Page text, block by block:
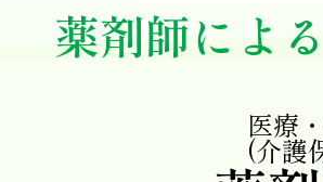
薬剤師によ
医療
(介護